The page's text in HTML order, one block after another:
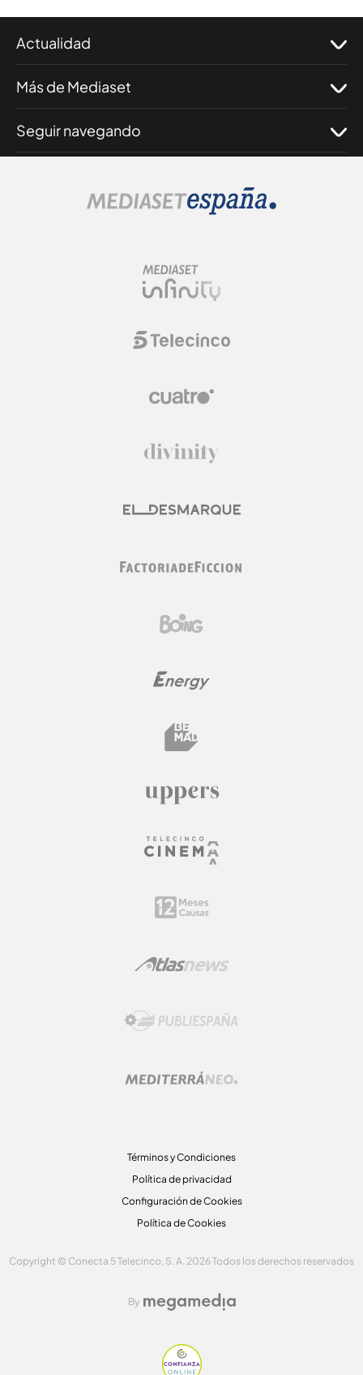
Actualidad
Más de Mediaset
Seguir navegando
Términos y Condiciones
Política de privacidad
Configuración de Cookies
Política de Cookies
Copyright © Conecta 5 Telecinco, S. A. 2026 Todos los derechos reservados
By